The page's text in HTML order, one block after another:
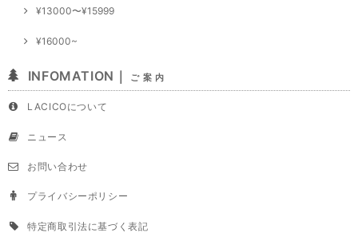
¥13000〜¥15999
¥16000~
INFOMATION｜ ご 案 内
LACICOについて
ニュース
お問い合わせ
プライバシーポリシー
特定商取引法に基づく表記